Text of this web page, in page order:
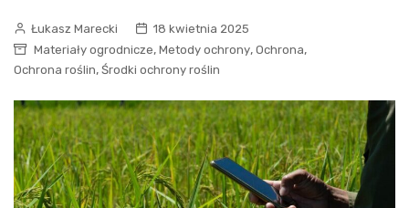
Łukasz Marecki
18 kwietnia 2025
Materiały ogrodnicze, Metody ochrony, Ochrona,
Ochrona roślin, Środki ochrony roślin